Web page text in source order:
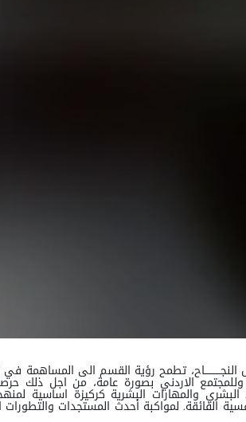
تطمح رؤية القسم الى
الاردني بصورة عامة، من اجل ذلك
البشري والمهارات البشرية كركيزة اساسية
الفائقة. لمواكبة أحدث المستجدات والتطورات